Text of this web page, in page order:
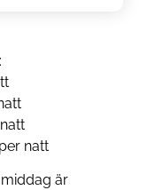
natt
är